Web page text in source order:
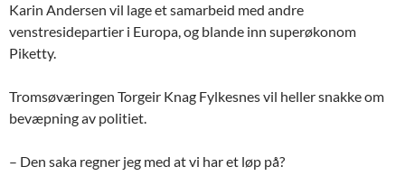
Karin Andersen vil lage et samarbeid med andre
venstresidepartier i Europa, og blande inn superøkonom
Piketty.
Tromsøværingen Torgeir Knag Fylkesnes vil heller snakke om
bevæpning av politiet.
– Den saka regner jeg med at vi har et løp på?